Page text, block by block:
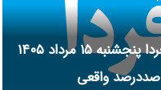
فال روزانه فردا پنجشنبه ۱۵ مرداد ۱۴۰۵
صددرصد واقعی